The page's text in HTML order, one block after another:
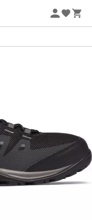
a partir de 2 produtos*